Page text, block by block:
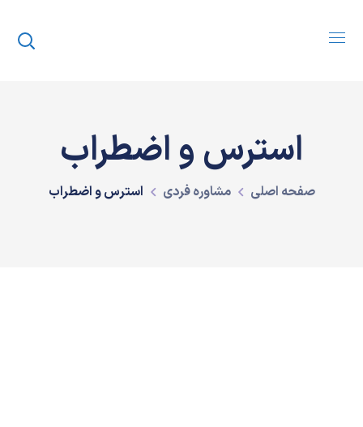
استرس و اضطراب
صفحه اصلی مشاوره فردی استرس و اضطراب